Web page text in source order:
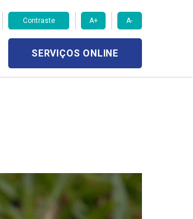
Contraste A+ A-
SERVIÇOS ONLINE